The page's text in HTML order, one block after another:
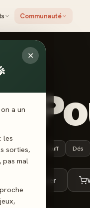
Communauté
✕
a un
les
sorties,
pas mal
1
15 min Bluff Dés
Envie de jouer